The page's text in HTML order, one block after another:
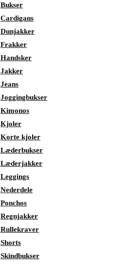
Bukser
Cardigans
Dunjakker
Frakker
Handsker
Jakker
Jeans
Joggingbukser
Kimonos
Kjoler
Korte kjoler
Læderbukser
Læderjakker
Leggings
Nederdele
Ponchos
Regnjakker
Rullekraver
Shorts
Skindbukser